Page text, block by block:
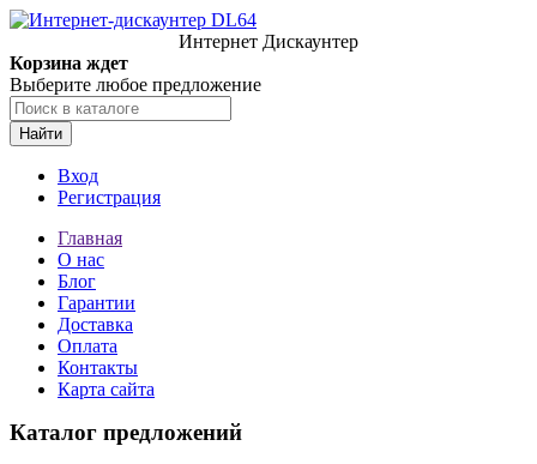
Интернет Дискаунтер
Корзина ждет
Выберите любое предложение
Найти
Вход
Регистрация
Главная
О нас
Блог
Гарантии
Доставка
Оплата
Контакты
Карта сайта
Каталог предложений